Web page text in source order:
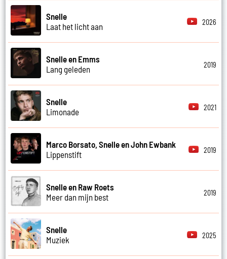
Snelle
Laat het licht aan
2026
Snelle en Emms
Lang geleden
2019
Snelle
Limonade
2021
Marco Borsato, Snelle en John Ewbank
Lippenstift
2019
Snelle en Raw Roets
Meer dan mijn best
2019
Snelle
Muziek
2025